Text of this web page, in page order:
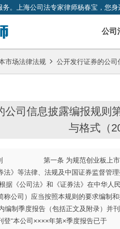
。上海公司法专家律师杨春宝，您
公司
市场法律法规 公开发行证券的公
公司信息披露编报规
与格式（
第一条 为规范创业板上市公司
法》等法律、法规及中国证券监督管
公司法》和《证券法》在中华人民
称公司）应当按照本规则的要求
编制季度报告（包括正文及附录）并
登“本公司××××年第×季度报告已于